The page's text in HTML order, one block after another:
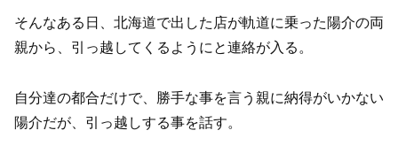
そんなある日、北海道で出した店が軌道に乗った陽介の両
親から、引っ越してくるようにと連絡が入る。
自分達の都合だけで、勝手な事を言う親に納得がいかない
陽介だが、引っ越しする事を話す。